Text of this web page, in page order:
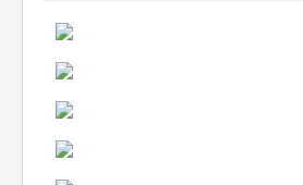
Toku-Critiques